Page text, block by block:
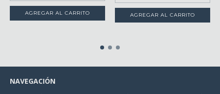
NAVEGACIÓN